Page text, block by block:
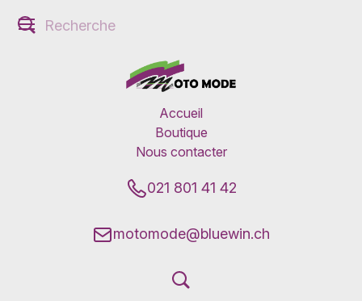
Accueil
Boutique
Nous contacter
021 801 41 42
motomode@bluewin.ch